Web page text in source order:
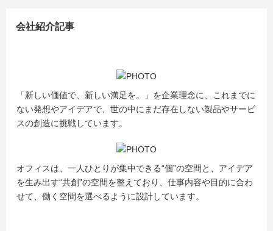
会社紹介記事
「新しい価値で、新しい満足を。」を企業理念に、これまでに
ない発想やアイデアで、世の中にまだ存在しない製品やサービ
スの創造に挑戦しています。
オフィスは、一人ひとりが集中できる“個”の空間と、アイデア
を生み出す“共創”の空間を整えており、仕事内容や目的に合わ
せて、働く空間を選べるように設計しています。